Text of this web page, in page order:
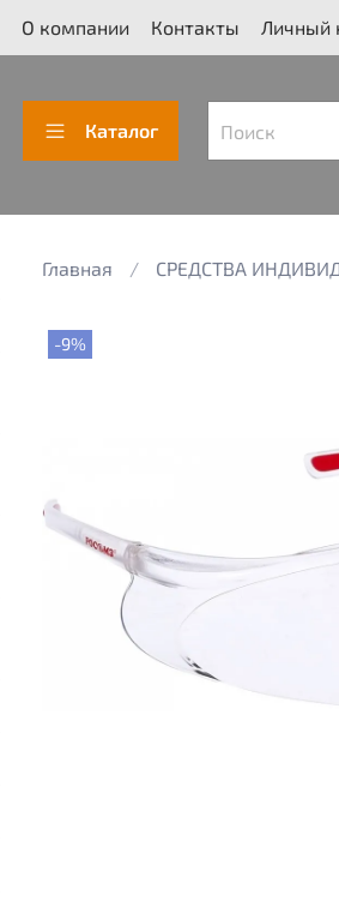
О компании Контакты Личный
Каталог
Главная СРЕДСТВА
-9%